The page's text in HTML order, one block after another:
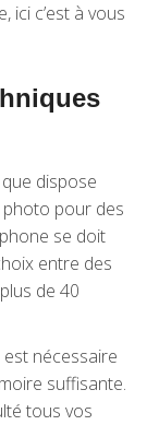
ici c’est à vous
dispose
photo pour des
se doit
entre des
de 40
nécessaire
suffisante.
tous vos